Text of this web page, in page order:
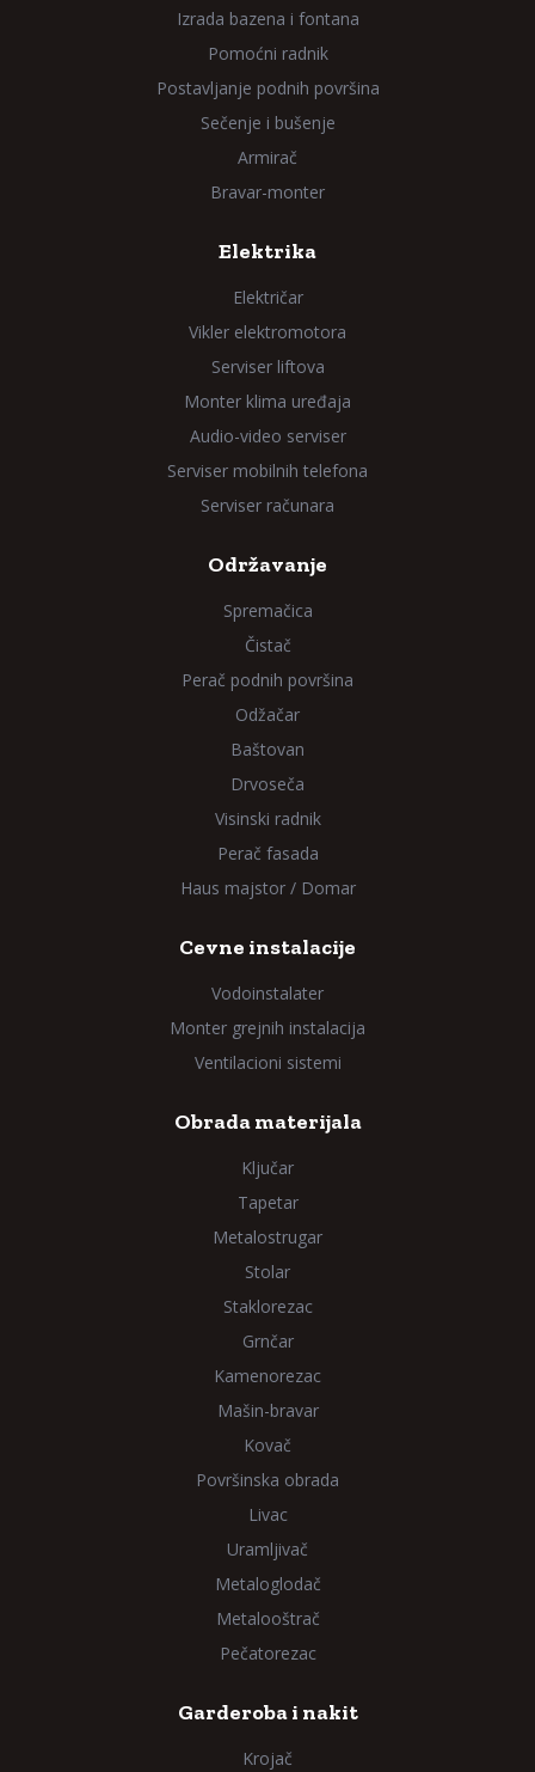
Izrada bazena i fontana
Pomoćni radnik
Postavljanje podnih površina
Sečenje i bušenje
Armirač
Bravar-monter
Elektrika
Električar
Vikler elektromotora
Serviser liftova
Monter klima uređaja
Audio-video serviser
Serviser mobilnih telefona
Serviser računara
Održavanje
Spremačica
Čistač
Perač podnih površina
Odžačar
Baštovan
Drvoseča
Visinski radnik
Perač fasada
Haus majstor / Domar
Cevne instalacije
Vodoinstalater
Monter grejnih instalacija
Ventilacioni sistemi
Obrada materijala
Ključar
Tapetar
Metalostrugar
Stolar
Staklorezac
Grnčar
Kamenorezac
Mašin-bravar
Kovač
Površinska obrada
Livac
Uramljivač
Metaloglodač
Metalooštrač
Pečatorezac
Garderoba i nakit
Krojač